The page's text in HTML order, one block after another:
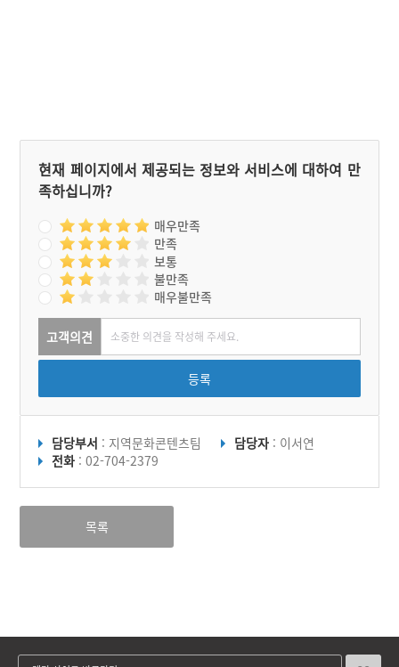
현재 페이지에서 제공되는 정보와 서비스에 대하여 만
족하십니까?
매우만족
만족
보통
불만족
매우불만족
고객의견
등록
담당부서 : 지역문화콘텐츠팀 담당자 : 이서연
전화 : 02-704-2379
목록